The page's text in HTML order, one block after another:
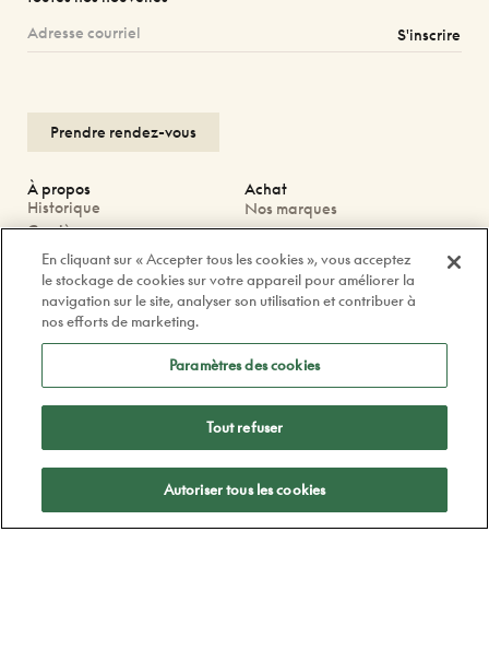
S'inscrire
Prendre rendez-vous
À propos
Historique
Carrières
Blogue
Corporatif
Facebook
Instagram
Linkedin
Contactez-nous
Achat
Nos marques
Nos marques exclusives
Promotions
Garantie
Politique d’achat
Foire aux questions
En cliquant sur « Accepter tous les cookies », vous acceptez
le stockage de cookies sur votre appareil pour améliorer la
navigation sur le site, analyser son utilisation et contribuer à
nos efforts de marketing.
Paramètres des cookies
Tout refuser
Autoriser tous les cookies